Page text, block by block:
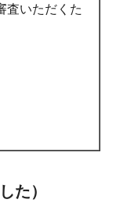
査いただくた
た）